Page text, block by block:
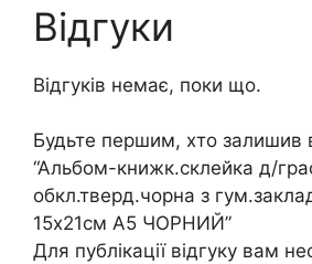
ЧОРНИЙ
Відгуки
Відгуків немає, поки що.
Будьте першим, хто залишив
“Альбом-книжк.склейка д/
обкл.тверд.чорна з
15х21см А5 ЧОРНИЙ”
Для публікації відгуку вам